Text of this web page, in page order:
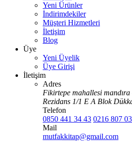
Yeni Ürünler
İndirimdekiler
Müşteri Hizmetleri
İletişim
Blog
Üye
Yeni Üyelik
Üye Girişi
İletişim
Adres
Fikirtepe mahallesi
Rezidans 1/1 E A Blok
Telefon
0850 441 34 43 0216 807
Mail
mutfakkitap@gmail.com